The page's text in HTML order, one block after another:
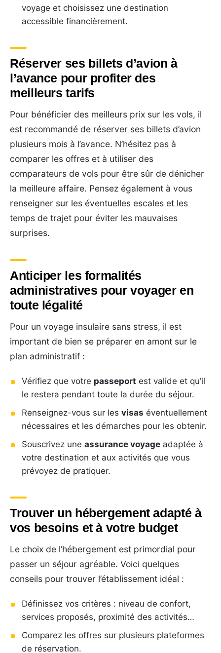
voyage et choisissez une destination
accessible financièrement.
Réserver ses billets d’avion à
l’avance pour profiter des
meilleurs tarifs
Pour bénéficier des meilleurs prix sur les vols, il
est recommandé de réserver ses billets d’avion
plusieurs mois à l’avance. N’hésitez pas à
comparer les offres et à utiliser des
comparateurs de vols pour être sûr de dénicher
la meilleure affaire. Pensez également à vous
renseigner sur les éventuelles escales et les
temps de trajet pour éviter les mauvaises
surprises.
Anticiper les formalités
administratives pour voyager en
toute légalité
Pour un voyage insulaire sans stress, il est
important de bien se préparer en amont sur le
plan administratif :
Vérifiez que votre passeport est valide et qu’il
le restera pendant toute la durée du séjour.
Renseignez-vous sur les visas éventuellement
nécessaires et les démarches pour les obtenir.
Souscrivez une assurance voyage adaptée à
votre destination et aux activités que vous
prévoyez de pratiquer.
Trouver un hébergement adapté à
vos besoins et à votre budget
Le choix de l’hébergement est primordial pour
passer un séjour agréable. Voici quelques
conseils pour trouver l’établissement idéal :
Définissez vos critères : niveau de confort,
services proposés, proximité des activités…
Comparez les offres sur plusieurs plateformes
de réservation.